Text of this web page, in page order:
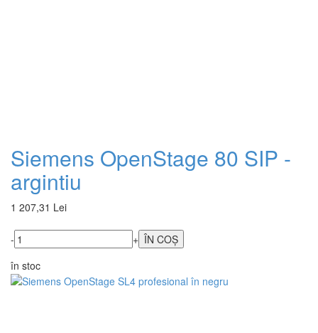
Siemens OpenStage 80 SIP -
argintiu
1 207,31 Lei
-
+
în stoc